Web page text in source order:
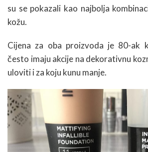
su se pokazali kao najbolja
kožu.
Cijena za oba proizvoda je 80-ak
često imaju akcije na dekorativnu
uloviti i za koju kunu manje.